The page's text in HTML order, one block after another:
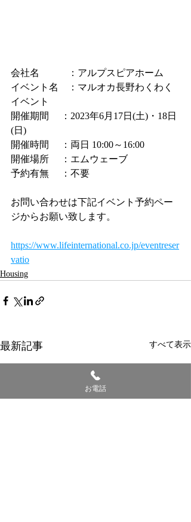
会社名　　　：アルプスピアホーム
イベント名　：マルオカ長野わくわく
イベント
開催期間　 ：2023年6月17日(土)・18日
(日)
開催時間　 ：両日 10:00～16:00
開催場所　 ：エムウェーブ
予約有無　 ：不要
お問い合わせは下記イベント予約ペー
ジからお願い致します。
https://www.lifeinternational.co.jp/eventreser
vatio
Housing
最新記事 すべて表示
お電話